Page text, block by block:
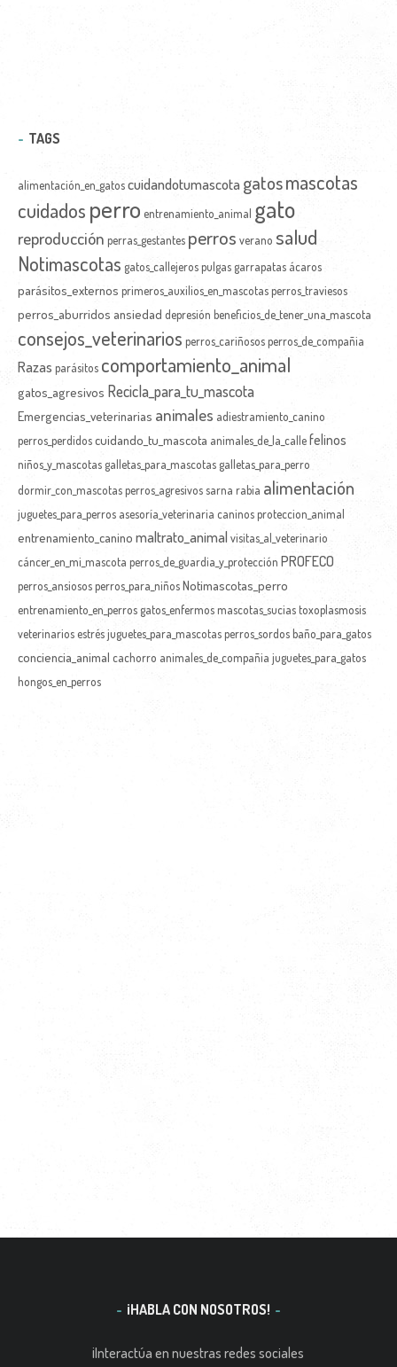
TAGS
alimentación_en_gatoscuidandotumascota gatosmascotas
cuidados perro entrenamiento_animal gato
reproducción perras_gestantes perros verano salud
Notimascotas gatos_callejerospulgas garrapatas ácaros
parásitos_externos primeros_auxilios_en_mascotasperros_traviesos
perros_aburridos ansiedad depresión beneficios_de_tener_una_mascota
consejos_veterinarios perros_cariñososperros_de_compañia
Razas parásitos comportamiento_animal
gatos_agresivos Recicla_para_tu_mascota
Emergencias_veterinarias animales adiestramiento_canino
perros_perdidoscuidando_tu_mascota animales_de_la_callefelinos
niños_y_mascotas galletas_para_mascotas galletas_para_perro
dormir_con_mascotasperros_agresivossarna rabia alimentación
juguetes_para_perros asesoría_veterinaria caninos proteccion_animal
entrenamiento_canino maltrato_animal visitas_al_veterinario
cáncer_en_mi_mascota perros_de_guardia_y_protección PROFECO
perros_ansiosos perros_para_niñosNotimascotas_perro
entrenamiento_en_perros gatos_enfermosmascotas_suciastoxoplasmosis
veterinarios estrésjuguetes_para_mascotas perros_sordosbaño_para_gatos
conciencia_animal cachorro animales_de_compañia juguetes_para_gatos
hongos_en_perros
¡HABLA CON NOSOTROS!
¡Interactúa en nuestras redes sociales